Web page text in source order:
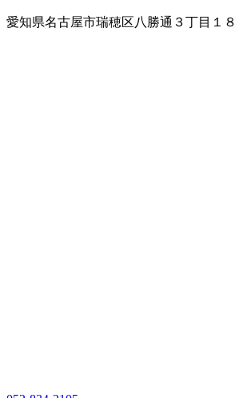
愛知県名古屋市瑞穂区八勝通３丁目１８